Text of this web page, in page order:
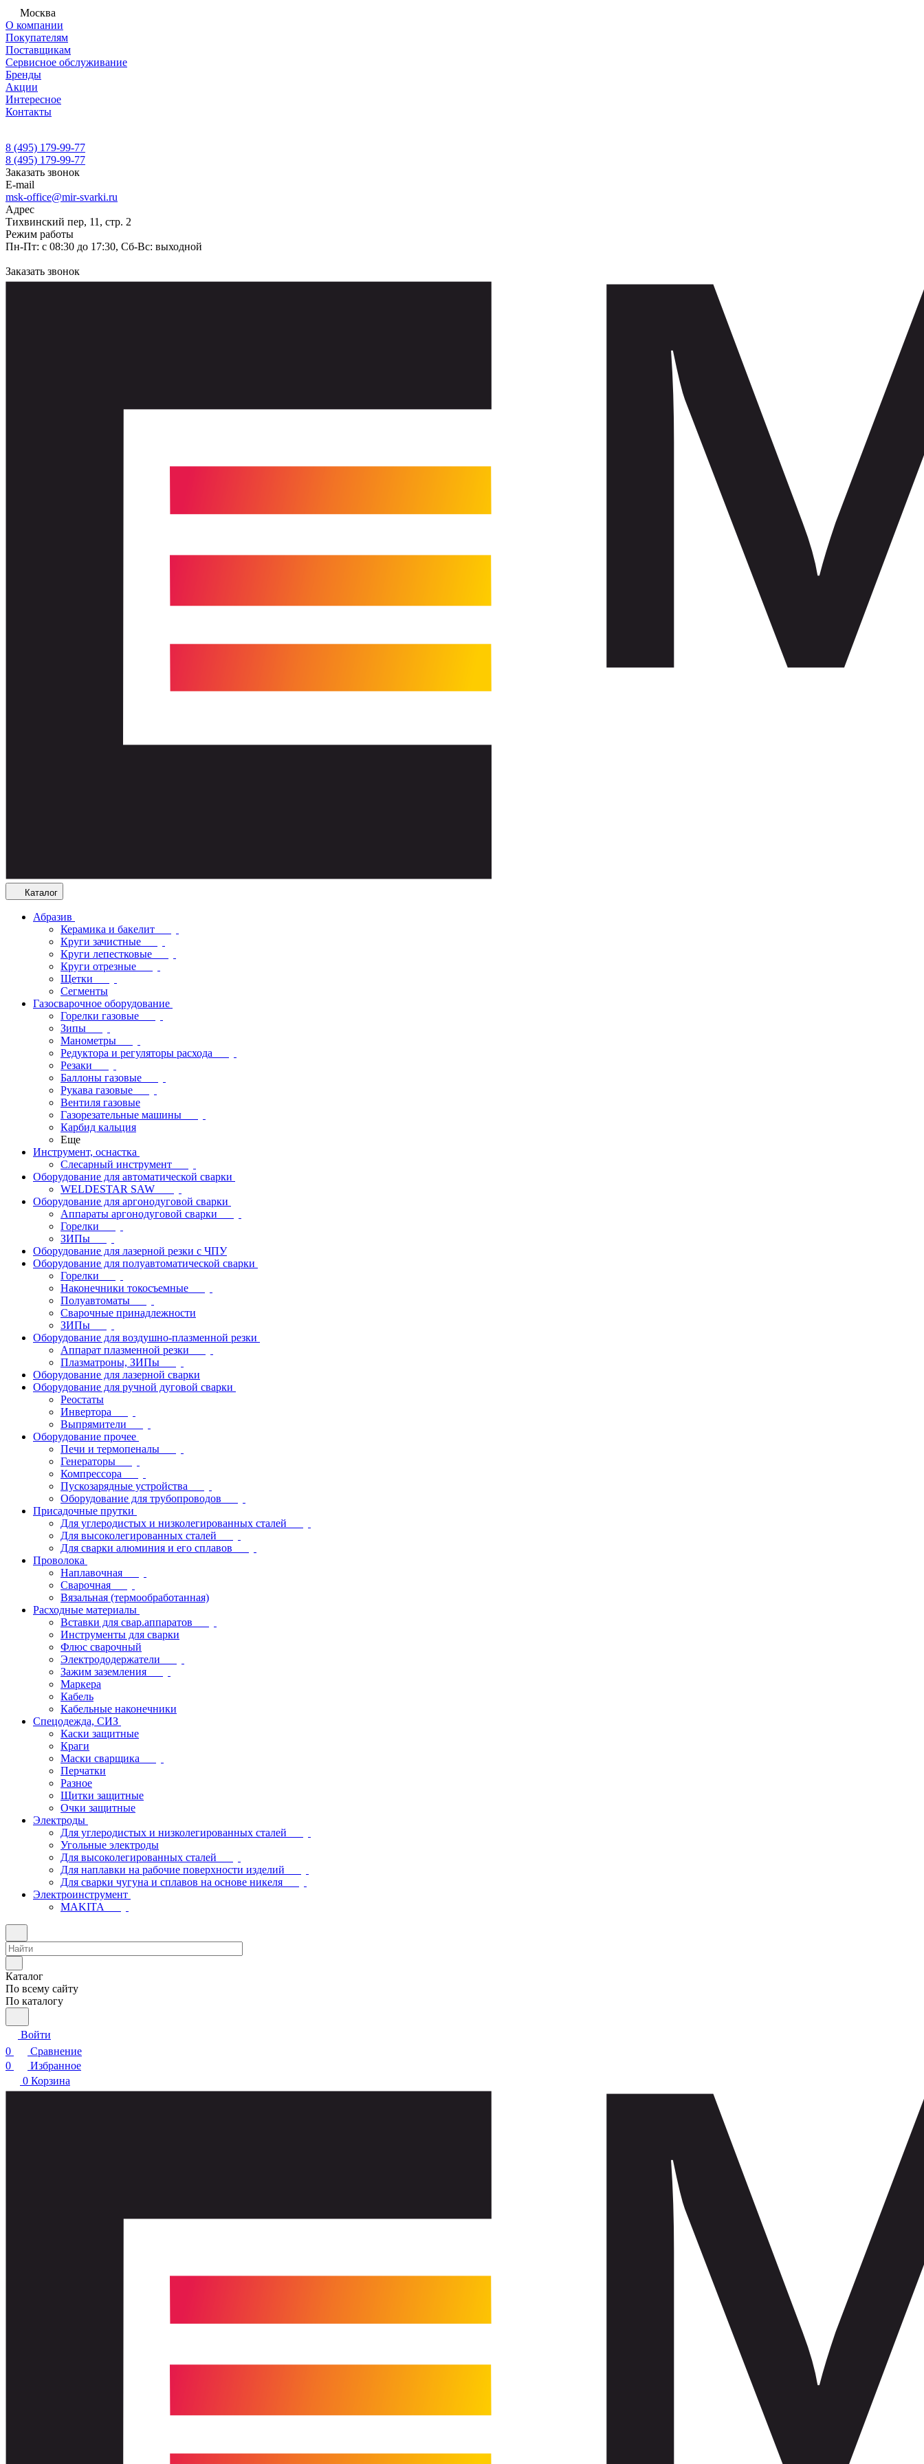
Москва
О компании
Покупателям
Поставщикам
Сервисное обслуживание
Бренды
Акции
Интересное
Контакты
8 (495) 179-99-77
8 (495) 179-99-77
Заказать звонок
E-mail
msk-office@mir-svarki.ru
Адрес
Тихвинский пер, 11, стр. 2
Режим работы
Пн-Пт: с 08:30 до 17:30, Сб-Вс: выходной
Заказать звонок
Каталог
Абразив
Керамика и бакелит
Круги зачистные
Круги лепестковые
Круги отрезные
Щетки
Сегменты
Газосварочное оборудование
Горелки газовые
Зипы
Манометры
Редуктора и регуляторы расхода
Резаки
Баллоны газовые
Рукава газовые
Вентиля газовые
Газорезательные машины
Карбид кальция
Еще
Инструмент, оснастка
Слесарный инструмент
Оборудование для автоматической сварки
WELDESTAR SAW
Оборудование для аргонодуговой сварки
Аппараты аргонодуговой сварки
Горелки
ЗИПы
Оборудование для лазерной резки с ЧПУ
Оборудование для полуавтоматической сварки
Горелки
Наконечники токосъемные
Полуавтоматы
Сварочные принадлежности
ЗИПы
Оборудование для воздушно-плазменной резки
Аппарат плазменной резки
Плазматроны, ЗИПы
Оборудование для лазерной сварки
Оборудование для ручной дуговой сварки
Реостаты
Инвертора
Выпрямители
Оборудование прочее
Печи и термопеналы
Генераторы
Компрессора
Пускозарядные устройства
Оборудование для трубопроводов
Присадочные прутки
Для углеродистых и низколегированных сталей
Для высоколегированных сталей
Для сварки алюминия и его сплавов
Проволока
Наплавочная
Сварочная
Вязальная (термообработанная)
Расходные материалы
Вставки для свар.аппаратов
Инструменты для сварки
Флюс сварочный
Электрододержатели
Зажим заземления
Маркера
Кабель
Кабельные наконечники
Спецодежда, СИЗ
Каски защитные
Краги
Маски сварщика
Перчатки
Разное
Щитки защитные
Очки защитные
Электроды
Для углеродистых и низколегированных сталей
Угольные электроды
Для высоколегированных сталей
Для наплавки на рабочие поверхности изделий
Для сварки чугуна и сплавов на основе никеля
Электроинструмент
МAKITA
Каталог
По всему сайту
По каталогу
Войти
0
Сравнение
0
Избранное
0 Корзина